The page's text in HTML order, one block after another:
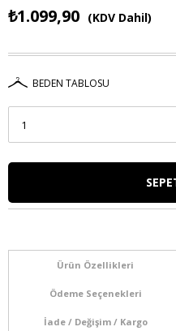
₺1.099,90 (KDV Dahil)
BEDEN TABLOSU
Ürün Özellikleri
Ödeme Seçenekleri
İade / Değişim / Kargo